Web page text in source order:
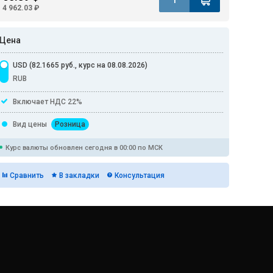
4 962.03 ₽
Цена
USD (82.1665 руб., курс на 08.08.2026)
RUB
Включает НДС 22%
Вид цены Розница
Курс валюты обновлен сегодня в 00:00 по МСК
Сравнить В закладки Консультация